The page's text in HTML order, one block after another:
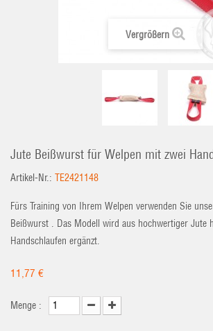
Vergrößern
Jute Beißwurst für Welpen mit zwei
Artikel-Nr.: TE2421148
Fürs Training von Ihrem Welpen verwenden Sie
Beißwurst . Das Modell wird aus hochwertiger Jute
Handschlaufen ergänzt.
11,77 €
Menge :